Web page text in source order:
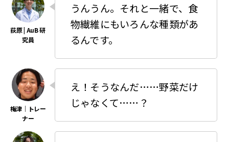
うんうん。それと一緒で、食
物繊維にもいろんな種類があ
るんです。
え！そうなんだ……野菜だけ
じゃなくて……？